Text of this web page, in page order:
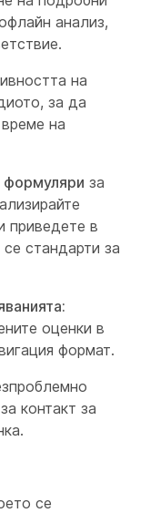
анализ,
на
за да
на
формуляри за
приведете в
стандарти за
оценки в
формат.
контакт за
се